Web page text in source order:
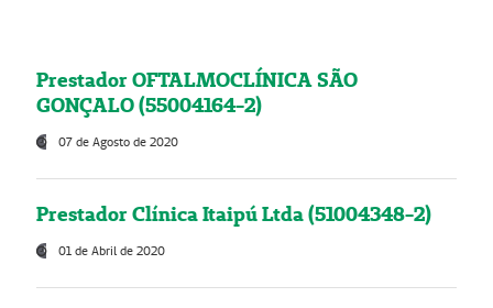
Prestador OFTALMOCLÍNICA SÃO
GONÇALO (55004164-2)
07 de Agosto de 2020
Prestador Clínica Itaipú Ltda (51004348-2)
01 de Abril de 2020